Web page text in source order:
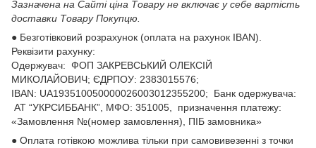
Зазначена на Сайті ціна Товару не включає у себе вартість
доставки Товару Покупцю.
● Безготівковий розрахунок (оплата на рахунок IBAN).
Реквізити рахунку:
Одержувач: ФОП ЗАКРЕВСЬКИЙ ОЛЕКСІЙ
МИКОЛАЙОВИЧ; ЄДРПОУ: 2383015576;
ІВАN: UA193510050000026003012355200; Банк одержувача:
АТ “УКРСИББАНК”, МФО: 351005, призначення платежу:
«Замовлення №(номер замовлення), ПІБ замовника»
● Оплата готівкою можлива тільки при самовивезенні з точки